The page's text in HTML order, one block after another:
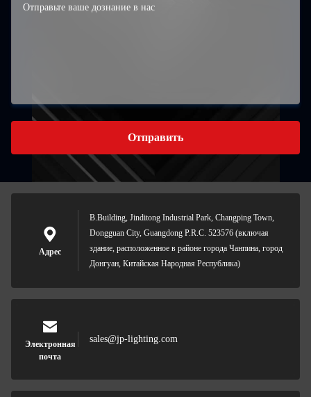
Отправить
Адрес
B.Building, Jinditong Industrial Park, Changping Town,
Dongguan City, Guangdong P.R.C. 523576 (включая
здание, расположенное в районе города Чанпина, город
Донгуан, Китайская Народная Республика)
Электронная
почта
sales@jp-lighting.com